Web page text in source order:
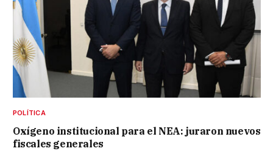
POLÍTICA
Oxígeno institucional para el NEA: juraron nuevos
fiscales generales